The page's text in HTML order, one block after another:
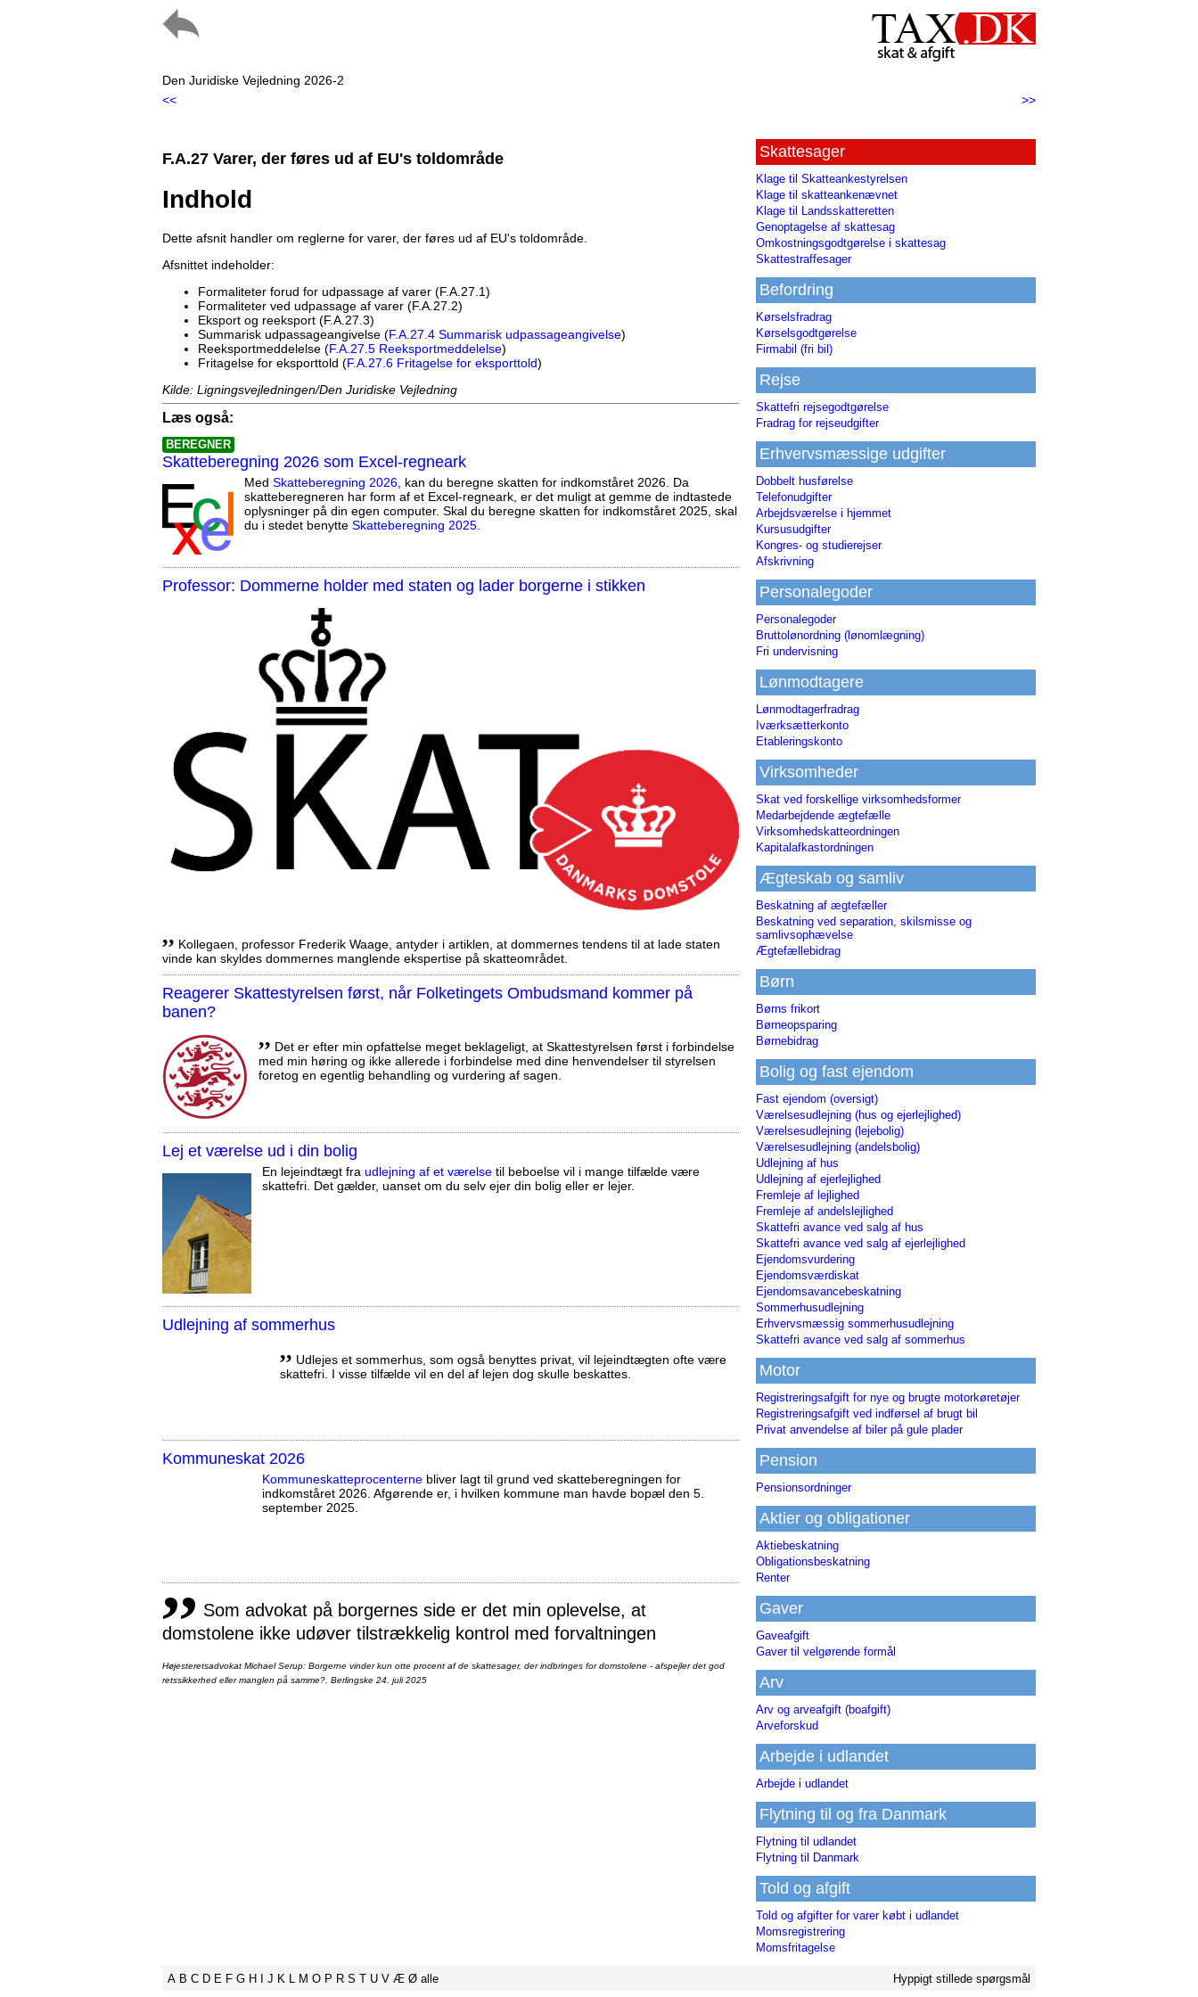
Den Juridiske Vejledning 2026-2
<<
>>
F.A.27 Varer, der føres ud af EU's toldområde
Indhold
Dette afsnit handler om reglerne for varer, der føres ud af EU's toldområde.
Afsnittet indeholder:
Formaliteter forud for udpassage af varer (F.A.27.1)
Formaliteter ved udpassage af varer (F.A.27.2)
Eksport og reeksport (F.A.27.3)
Summarisk udpassageangivelse (F.A.27.4 Summarisk udpassageangivelse)
Reeksportmeddelelse (F.A.27.5 Reeksportmeddelelse)
Fritagelse for eksporttold (F.A.27.6 Fritagelse for eksporttold)
Kilde: Ligningsvejledningen/Den Juridiske Vejledning
Læs også:
BEREGNER
Skatteberegning 2026 som Excel-regneark
Med Skatteberegning 2026 , kan du beregne skatten for indkomståret 2026. Da
skatteberegneren har form af et Excel-regneark, er det muligt at gemme de indtastede
oplysninger på din egen computer. Skal du beregne skatten for indkomståret 2025, skal
du i stedet benytte Skatteberegning 2025
Professor: Dommerne holder med staten og lader borgerne i stikken
,, Kollegaen, professor Frederik Waage, antyder i artiklen, at dommernes tendens til at lade staten
vinde kan skyldes dommernes manglende ekspertise på skatteområdet.
Reagerer Skattestyrelsen først, når Folketingets Ombudsmand kommer på
banen?
,, Det er efter min opfattelse meget beklageligt, at Skattestyrelsen først i forbindelse
med min høring og ikke allerede i forbindelse med dine henvendelser til styrelsen
foretog en egentlig behandling og vurdering af sagen.
Lej et værelse ud i din bolig
En lejeindtægt fra udlejning af et værelse til beboelse vil i mange tilfælde være
skattefri. Det gælder, uanset om du selv ejer din bolig eller er lejer.
Udlejning af sommerhus
,, Udlejes et sommerhus, som også benyttes privat, vil lejeindtægten ofte være
skattefri. I visse tilfælde vil en del af lejen dog skulle beskattes.
Kommuneskat 2026
Kommuneskatte­procenterne bliver lagt til grund ved skatteberegningen for
indkomståret 2026. Afgørende er, i hvilken kommune man havde bopæl den 5.
september 2025.
,, Som advokat på borgernes side er det min oplevelse, at
domstolene ikke udøver tilstrækkelig kontrol med forvaltningen
Højesteretsadvokat Michael Serup: Borgerne vinder kun otte procent af de skattesager, der indbringes for domstolene - afspejler det god
retssikkerhed eller manglen på samme?, Berlingske 24. juli 2025
Skattesager
Klage til Skatteankestyrelsen
Klage til skatteankenævnet
Klage til Landsskatteretten
Genoptagelse af skattesag
Omkostningsgodtgørelse i skattesag
Skattestraffesager
Befordring
Kørselsfradrag
Kørselsgodtgørelse
Firmabil (fri bil)
Rejse
Skattefri rejsegodtgørelse
Fradrag for rejseudgifter
Erhvervsmæssige udgifter
Dobbelt husførelse
Telefonudgifter
Arbejdsværelse i hjemmet
Kursusudgifter
Kongres- og studierejser
Afskrivning
Personalegoder
Personalegoder
Bruttolønordning (lønomlægning)
Fri undervisning
Lønmodtagere
Lønmodtagerfradrag
Iværksætterkonto
Etableringskonto
Virksomheder
Skat ved forskellige virksomhedsformer
Medarbejdende ægtefælle
Virksomhedskatteordningen
Kapitalafkastordningen
Ægteskab og samliv
Beskatning af ægtefæller
Beskatning ved separation, skilsmisse og
samlivsophævelse
Ægtefællebidrag
Børn
Børns frikort
Børneopsparing
Børnebidrag
Bolig og fast ejendom
Fast ejendom (oversigt)
Værelsesudlejning (hus og ejerlejlighed)
Værelsesudlejning (lejebolig)
Værelsesudlejning (andelsbolig)
Udlejning af hus
Udlejning af ejerlejlighed
Fremleje af lejlighed
Fremleje af andelslejlighed
Skattefri avance ved salg af hus
Skattefri avance ved salg af ejerlejlighed
Ejendomsvurdering
Ejendomsværdiskat
Ejendomsavancebeskatning
Sommerhusudlejning
Erhvervsmæssig sommerhusudlejning
Skattefri avance ved salg af sommerhus
Motor
Registreringsafgift for nye og brugte motorkøretøjer
Registreringsafgift ved indførsel af brugt bil
Privat anvendelse af biler på gule plader
Pension
Pensionsordninger
Aktier og obligationer
Aktiebeskatning
Obligationsbeskatning
Renter
Gaver
Gaveafgift
Gaver til velgørende formål
Arv
Arv og arveafgift (boafgift)
Arveforskud
Arbejde i udlandet
Arbejde i udlandet
Flytning til og fra Danmark
Flytning til udlandet
Flytning til Danmark
Told og afgift
Told og afgifter for varer købt i udlandet
Momsregistrering
Momsfritagelse
A B C D E F G H J K L M O P R S T U V Æ Ø alle Hyppigt stillede spørgsmål